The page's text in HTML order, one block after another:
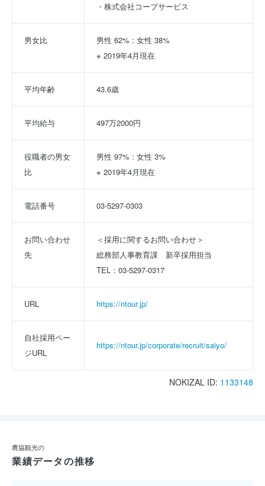
・株式会社コープサービス
男女比
男性 62% : 女性 38%
※ 2019年4月現在
平均年齢 43.6歳
平均給与 497万2000円
役職者の男女
比
男性 97% : 女性 3%
※ 2019年4月現在
電話番号 03-5297-0303
お問い合わせ
先
＜採用に関するお問い合わせ＞
総務部人事教育課　新卒採用担当
TEL：03-5297-0317
URL https://ntour.jp/
自社採用ペー
ジURL
https://ntour.jp/corporate/recruit/saiyo/
NOKIZAL ID: 1133148
農協観光の
業績データの推移